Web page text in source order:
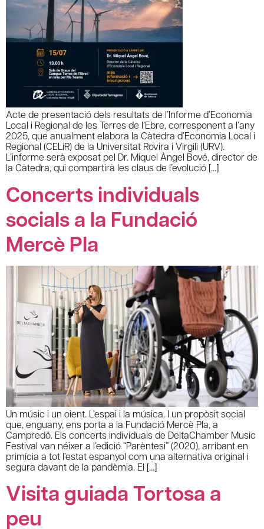
Acte de presentació dels resultats de l’Informe d’Economia
Local i Regional de les Terres de l’Ebre, corresponent a l’any
2025, que anualment elabora la Càtedra d’Economia Local i
Regional (CELiR) de la Universitat Rovira i Virgili (URV).
L’informe serà exposat pel Dr. Miquel Àngel Bové, director de
la Càtedra, qui compartirà les claus de l’evolució […]
Concerts individuals
socials a la Fundació
Mercè Pla
Un músic i un oient. L’espai i la música. I un propòsit social
que, enguany, ens porta a la Fundació Mercè Pla, a
Campredó. Els concerts individuals de DeltaChamber Music
Festival van néixer a l’edició “Parèntesi” (2020), arribant en
primícia a tot l’estat espanyol com una alternativa original i
segura davant de la pandèmia. El […]
Visita guiada Tortosa a
peu